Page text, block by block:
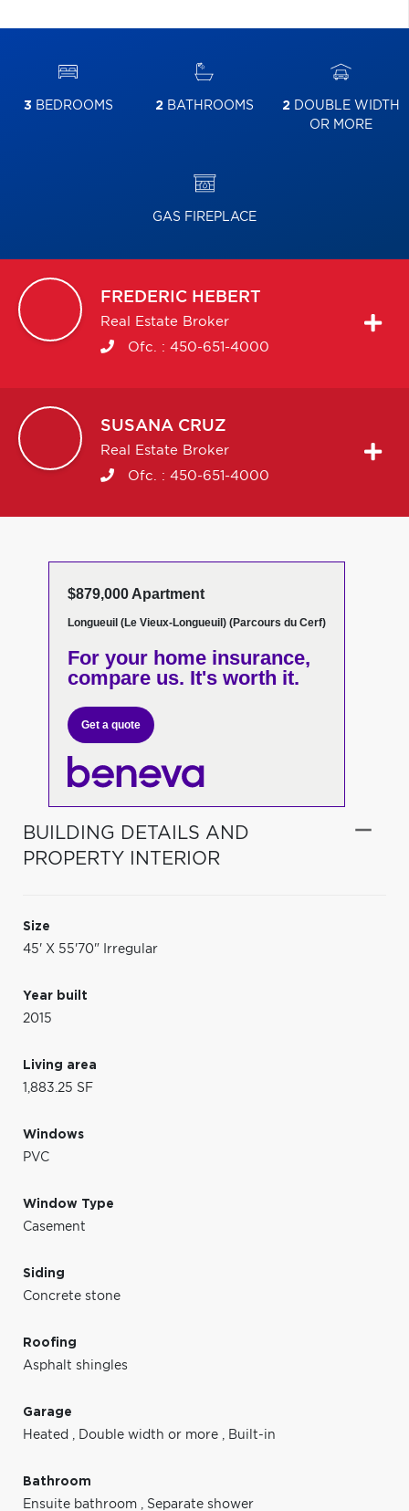
3 BEDROOMS 2BATHROOMS 2DOUBLE WIDTH
OR MORE
GAS FIREPLACE
FREDERIC HEBERT
Real Estate Broker
Ofc. : 450-651-4000
SUSANA CRUZ
Real Estate Broker
Ofc. : 450-651-4000
$879,000 Apartment
Longueuil (Le Vieux-Longueuil) (Parcours du Cerf)
For your home insurance,
compare us. It's worth it.
Get a quote
BUILDING DETAILS AND
PROPERTY INTERIOR
Size
45' X 55'70" Irregular
Year built
2015
Living area
1,883.25 SF
Windows
PVC
Window Type
Casement
Siding
Concrete stone
Roofing
Asphalt shingles
Garage
Heated , Double width or more , Built-in
Bathroom
Ensuite bathroom , Separate shower